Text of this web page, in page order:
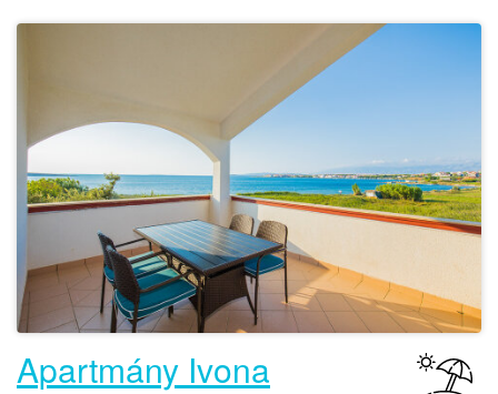
Apartmány Ivona